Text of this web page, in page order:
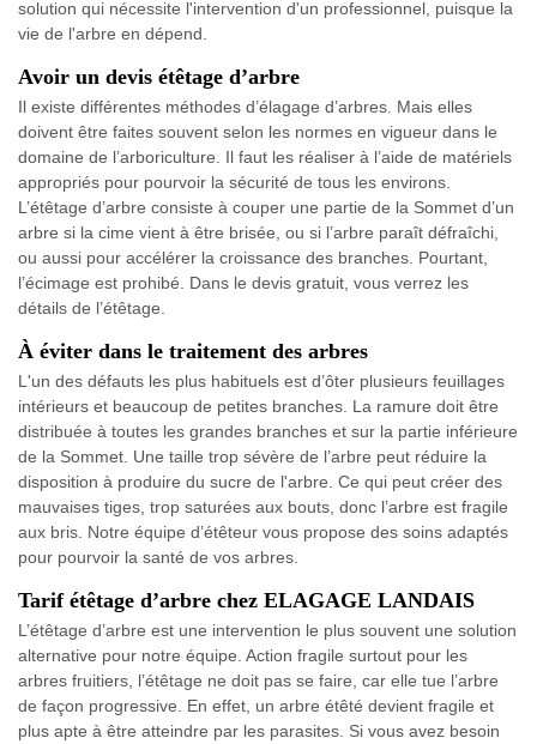
solution qui nécessite l'intervention d'un professionnel, puisque la
vie de l'arbre en dépend.
Avoir un devis étêtage d’arbre
Il existe différentes méthodes d’élagage d’arbres. Mais elles
doivent être faites souvent selon les normes en vigueur dans le
domaine de l’arboriculture. Il faut les réaliser à l’aide de matériels
appropriés pour pourvoir la sécurité de tous les environs.
L’étêtage d’arbre consiste à couper une partie de la Sommet d’un
arbre si la cime vient à être brisée, ou si l’arbre paraît défraîchi,
ou aussi pour accélérer la croissance des branches. Pourtant,
l’écimage est prohibé. Dans le devis gratuit, vous verrez les
détails de l’étêtage.
À éviter dans le traitement des arbres
L'un des défauts les plus habituels est d’ôter plusieurs feuillages
intérieurs et beaucoup de petites branches. La ramure doit être
distribuée à toutes les grandes branches et sur la partie inférieure
de la Sommet. Une taille trop sévère de l’arbre peut réduire la
disposition à produire du sucre de l'arbre. Ce qui peut créer des
mauvaises tiges, trop saturées aux bouts, donc l’arbre est fragile
aux bris. Notre équipe d’étêteur vous propose des soins adaptés
pour pourvoir la santé de vos arbres.
Tarif étêtage d’arbre chez ELAGAGE LANDAIS
L’étêtage d’arbre est une intervention le plus souvent une solution
alternative pour notre équipe. Action fragile surtout pour les
arbres fruitiers, l’étêtage ne doit pas se faire, car elle tue l’arbre
de façon progressive. En effet, un arbre étêté devient fragile et
plus apte à être atteindre par les parasites. Si vous avez besoin